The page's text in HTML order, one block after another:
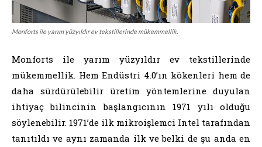
Monforts ile yarım yüzyıldır ev tekstillerinde mükemmellik.
Monforts ile yarım yüzyıldır ev tekstillerinde
mükemmellik. Hem Endüstri 4.0’ın kökenleri hem de
daha sürdürülebilir üretim yöntemlerine duyulan
ihtiyaç bilincinin başlangıcının 1971 yılı olduğu
söylenebilir. 1971’de ilk mikroişlemci Intel tarafından
tanıtıldı ve aynı zamanda ilk ve belki de şu anda en